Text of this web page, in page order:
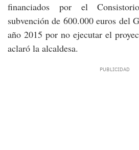
financiados por el
subvención de 600.000 euros del
año 2015 por no ejecutar el
aclaró la alcaldesa.